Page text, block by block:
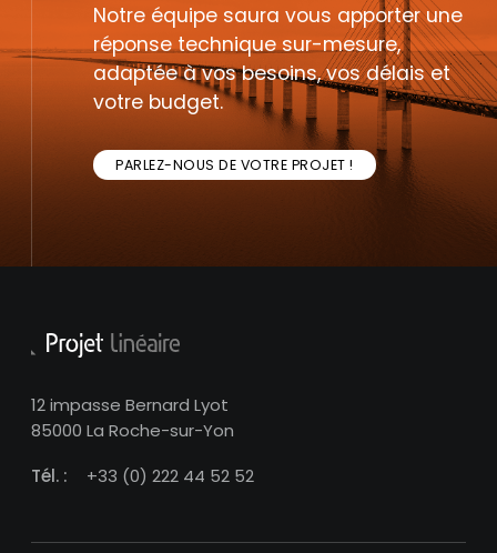
Notre équipe saura vous apporter une
réponse technique sur-mesure,
adaptée à vos besoins, vos délais et
votre budget.
PARLEZ-NOUS DE VOTRE PROJET !
12 impasse Bernard Lyot
85000 La Roche-sur-Yon
Tél. :
+33 (0) 222 44 52 52